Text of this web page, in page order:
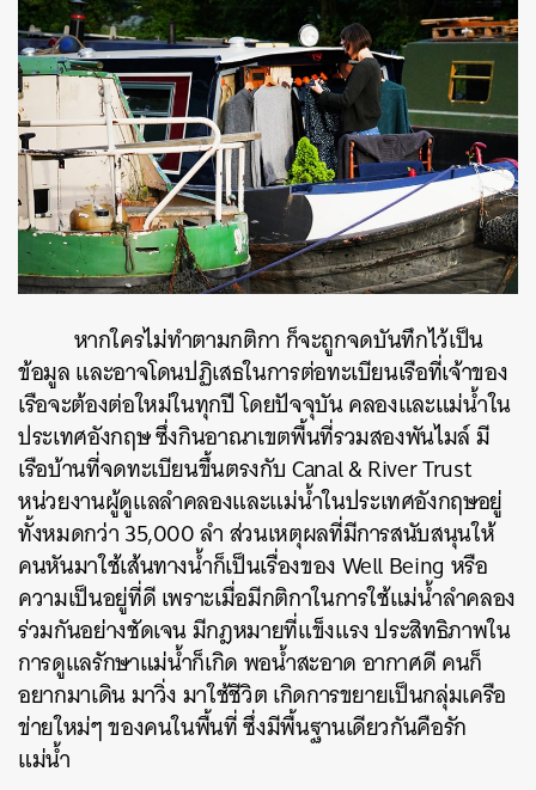
หากใครไม่ทำตามกติกา ก็จะถูกจดบันทึกไว้เป็น
ข้อมูล และอาจโดนปฏิเสธในการต่อทะเบียนเรือที่เจ้าของ
เรือจะต้องต่อใหม่ในทุกปี โดยปัจจุบัน คลองและแม่น้ำใน
ประเทศอังกฤษ ซึ่งกินอาณาเขตพื้นที่รวมสองพันไมล์ มี
เรือบ้านที่จดทะเบียนขึ้นตรงกับ Canal & River Trust
หน่วยงานผู้ดูแลลำคลองและแม่น้ำในประเทศอังกฤษอยู่
ทั้งหมดกว่า 35,000 ลำ ส่วนเหตุผลที่มีการสนับสนุนให้
คนหันมาใช้เส้นทางน้ำก็เป็นเรื่องของ Well Being หรือ
ความเป็นอยู่ที่ดี เพราะเมื่อมีกติกาในการใช้แม่น้ำลำคลอง
ร่วมกันอย่างชัดเจน มีกฎหมายที่แข็งแรง ประสิทธิภาพใน
การดูแลรักษาแม่น้ำก็เกิด พอน้ำสะอาด อากาศดี คนก็
อยากมาเดิน มาวิ่ง มาใช้ชีวิต เกิดการขยายเป็นกลุ่มเครือ
ข่ายใหม่ๆ ของคนในพื้นที่ ซึ่งมีพื้นฐานเดียวกันคือรัก
แม่น้ำ